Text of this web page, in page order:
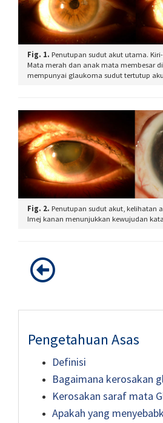
Fig. 1. Penutupan sudut akut utama.
Mata merah dan anak mata membesar
mempunyai glaukoma sudut tertutup
Fig. 2. Penutupan sudut akut, kelihatan
Imej kanan menunjukkan kewujudan
Pengetahuan Asas
Definisi
Bagaimana kerosakan
Kerosakan saraf mata
Apakah yang